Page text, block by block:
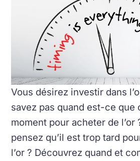
Vous désirez investir dans
savez pas quand est-ce que
moment pour acheter de l’or
pensez qu’il est trop tard
l’or ? Découvrez quand et